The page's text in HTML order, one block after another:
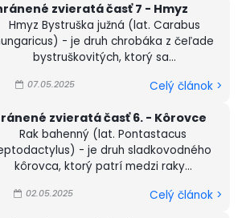
zvieratá časť 7 - Hmyz
07.05.2025
Hmyz Bystruška južná (lat. Carabus
- je druh chrobáka z čeľade
bystruškovitých, ktorý sa...
Celý článok >
zvieratá časť 6. - Kôrovce
02.05.2025
Rak bahenný (lat. Pontastacus
- je druh sladkovodného
kôrovca, ktorý patrí medzi raky...
Celý článok >